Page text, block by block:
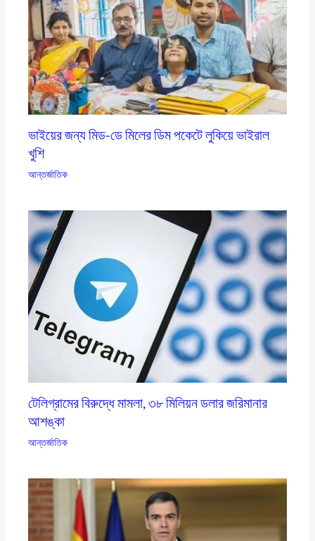
ভাইয়ের জন্য মিড-ডে মিলের ডিম পকেটে লুকিয়ে ভাইরাল
খুশি
আন্তর্জাতিক
টেলিগ্রামের বিরুদ্ধে মামলা, ৩৮ মিলিয়ন ডলার জরিমানার
আশঙ্কা
আন্তর্জাতিক